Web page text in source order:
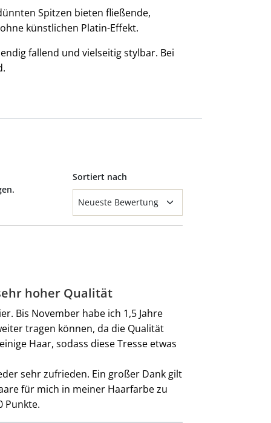
Spitzen bieten fließende,
künstlichen Platin-Effekt.
fallend und vielseitig stylbar. Bei
Sortiert nach
hoher Qualität
Bis November habe ich 1,5 Jahre
tragen können, da die Qualität
Haar, sodass diese Tresse etwas
sehr zufrieden. Ein großer Dank gilt
für mich in meiner Haarfarbe zu
Punkte.